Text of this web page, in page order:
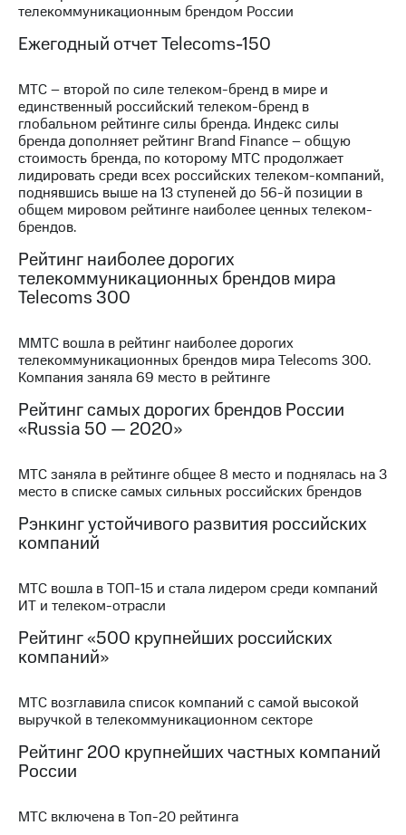
о технологиях
Достижения
Интервью
Финансовая
отчетность
Контакты
в
регионе
и акционерам
управление
Корпоративный
Раскрытие
информации
Документы
ПАО
Собрания
акционеров
кабинет
акционера
Акционерный
капитал
Контроль
и
Рынок
акций
Описание
выкупа
телекоммуникационным брендом России
Ежегодный отчет Telecoms-150
МТС – второй по силе телеком-бренд в мире и
единственный российский телеком-бренд в
глобальном рейтинге силы бренда. Индекс силы
бренда дополняет рейтинг Brand Finance – общую
стоимость бренда, по которому МТС продолжает
лидировать среди всех российских телеком-компаний,
поднявшись выше на 13 ступеней до 56-й позиции в
общем мировом рейтинге наиболее ценных телеком-
брендов.
Рейтинг наиболее дорогих
телекоммуникационных брендов мира
Telecoms 300
ММТС вошла в рейтинг наиболее дорогих
телекоммуникационных брендов мира Telecoms 300.
Компания заняла 69 место в рейтинге
Рейтинг самых дорогих брендов России
«Russia 50 — 2020»
МТС заняла в рейтинге общее 8 место и поднялась на 3
место в списке самых сильных российских брендов
Рэнкинг устойчивого развития российских
компаний
МТС вошла в ТОП-15 и стала лидером среди компаний
ИТ и телеком-отрасли
Рейтинг «500 крупнейших российских
компаний»
МТС возглавила список компаний с самой высокой
выручкой в телекоммуникационном секторе
Рейтинг 200 крупнейших частных компаний
России
МТС включена в Топ-20 рейтинга